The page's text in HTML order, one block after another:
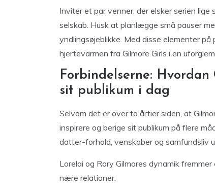
Inviter et par venner, der elsker serien
selskab. Husk at planlægge små pauser
yndlingsøjeblikke. Med disse elementer
hjertevarmen fra Gilmore Girls i en
Forbindelserne:
sit publikum i dag
Selvom det er over to årtier siden, at
inspirere og berige sit publikum på flere
datter-forhold, venskaber og samfundsliv
Lorelai og Rory Gilmores dynamik
nære relationer.